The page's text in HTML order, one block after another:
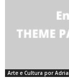
Arte e Cultura por